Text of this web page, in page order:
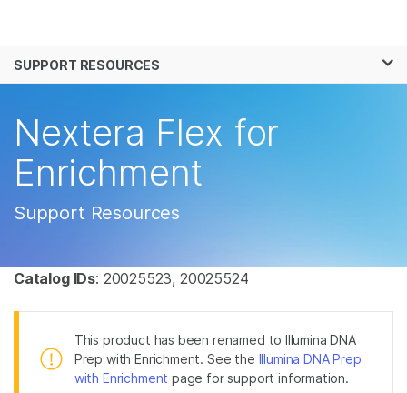
솔루션
회사
SUPPORT RESOURCES
Nextera Flex for
Enrichment
Support Resources
Catalog IDs: 20025523, 20025524
This product has been renamed to Illumina DNA
Prep with Enrichment. See the Illumina DNA Prep
with Enrichment page for support information.
보다 관련성이 높은 콘텐츠를 확인하실 수 있
습니다. 주요 관심 분야를 선택해 주세요:
암 연구
미생물학 연구
농업유전체학 연구
복합 질환 연구
임상 종양학 연구
생식 보건 연구